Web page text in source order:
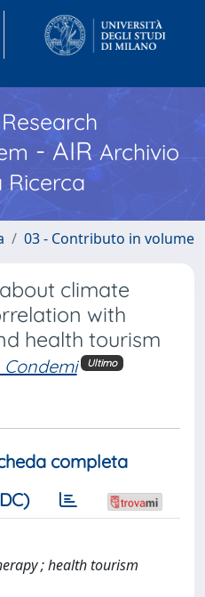
- AIR Archivio
Ricerca
03 - Contributo in volume
climate
with
health tourism
Condemi Ultimo
completa
; health tourism